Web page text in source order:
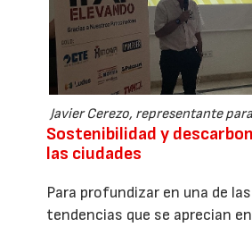
Javier Cerezo, representante
Sostenibilidad y
las ciudades
Para profundizar en una de
tendencias que se aprecian